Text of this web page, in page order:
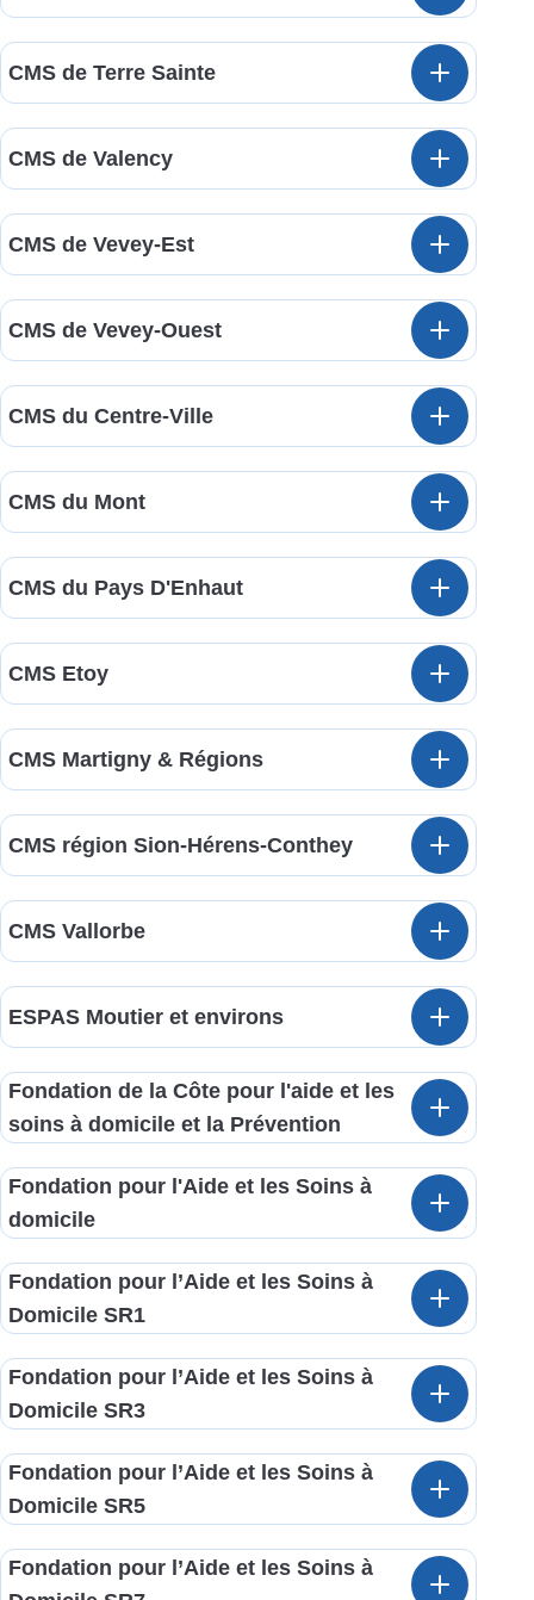
CMS de Terre Sainte
CMS de Valency
CMS de Vevey-Est
CMS de Vevey-Ouest
CMS du Centre-Ville
CMS du Mont
CMS du Pays D'Enhaut
CMS Etoy
CMS Martigny & Régions
CMS région Sion-Hérens-Conthey
CMS Vallorbe
ESPAS Moutier et environs
Fondation de la Côte pour l'aide et les
soins à domicile et la Prévention
Fondation pour l'Aide et les Soins à
domicile
Fondation pour l’Aide et les Soins à
Domicile SR1
Fondation pour l’Aide et les Soins à
Domicile SR3
Fondation pour l’Aide et les Soins à
Domicile SR5
Fondation pour l’Aide et les Soins à